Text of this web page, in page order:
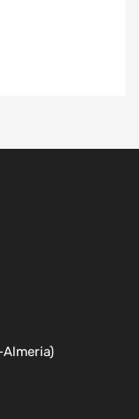
Almeria)